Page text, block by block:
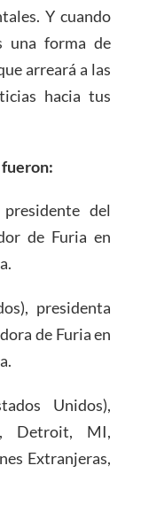
Y cuando
una forma de
arreará a las
hacia tus
del
de Furia en
presidenta
de Furia en
Unidos),
Detroit, MI,
Extranjeras,